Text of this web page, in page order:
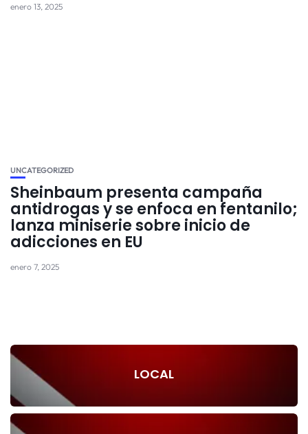
enero 13, 2025
UNCATEGORIZED
Sheinbaum presenta campaña
antidrogas y se enfoca en fentanilo;
lanza miniserie sobre inicio de
adicciones en EU
enero 7, 2025
LOCAL